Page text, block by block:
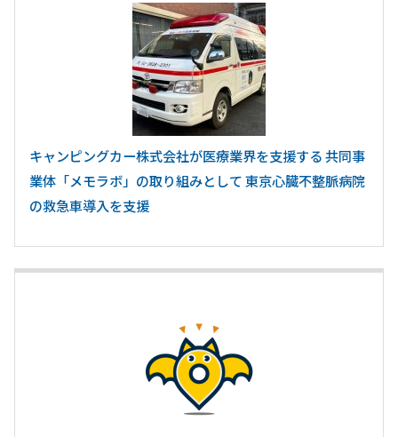
キャンピングカー株式会社が医療業界を支援する 共同事
業体「メモラボ」の取り組みとして 東京心臓不整脈病院
の救急車導入を支援